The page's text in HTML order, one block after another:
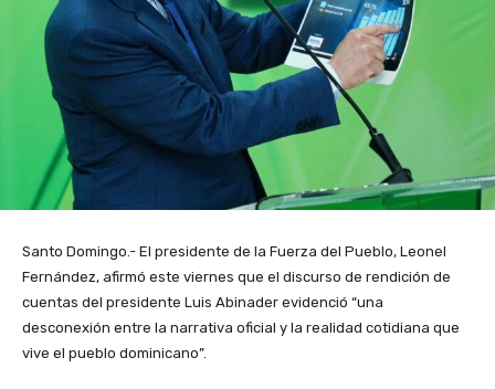
Santo Domingo.- El presidente de la Fuerza del Pueblo, Leonel
Fernández, afirmó este viernes que el discurso de rendición de
cuentas del presidente Luis Abinader evidenció “una
desconexión entre la narrativa oficial y la realidad cotidiana que
vive el pueblo dominicano”.